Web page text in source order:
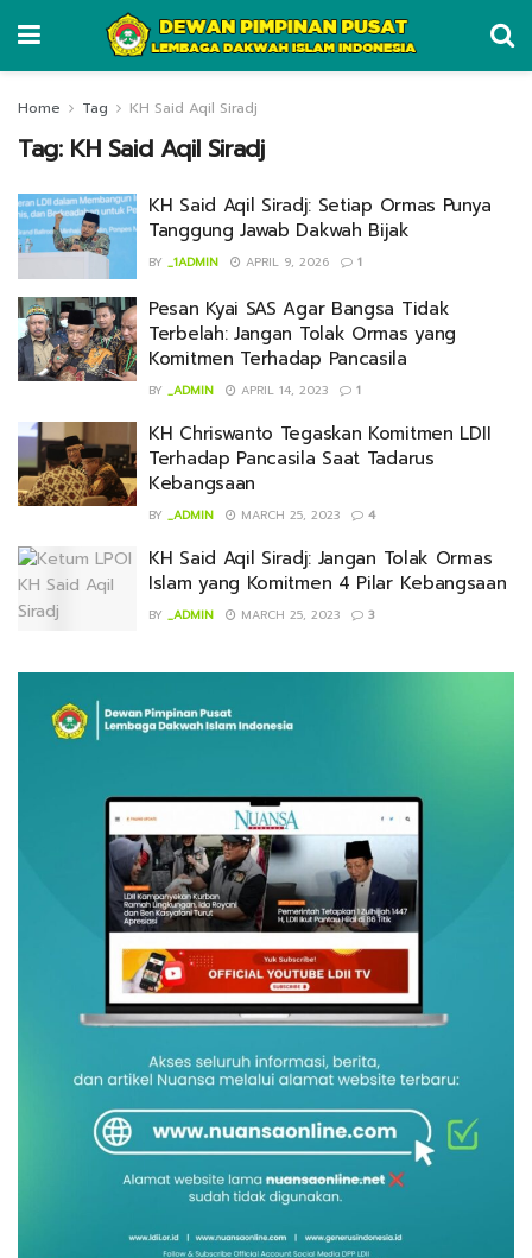
Home Tag KH Said Aqil Siradj
Tag: KH Said Aqil Siradj
KH Said Aqil Siradj: Setiap Ormas Punya
Tanggung Jawab Dakwah Bijak
BY _1ADMIN APRIL 9, 2026 1
Pesan Kyai SAS Agar Bangsa Tidak
Terbelah: Jangan Tolak Ormas yang
Komitmen Terhadap Pancasila
BY _ADMIN APRIL 14, 2023 1
KH Chriswanto Tegaskan Komitmen LDII
Terhadap Pancasila Saat Tadarus
Kebangsaan
BY _ADMIN MARCH 25, 2023 4
KH Said Aqil Siradj: Jangan Tolak Ormas
Islam yang Komitmen 4 Pilar Kebangsaan
BY _ADMIN MARCH 25, 2023 3